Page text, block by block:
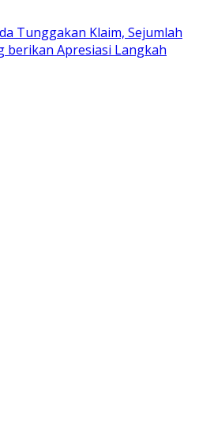
Tunggakan Klaim, Sejumlah
berikan Apresiasi Langkah